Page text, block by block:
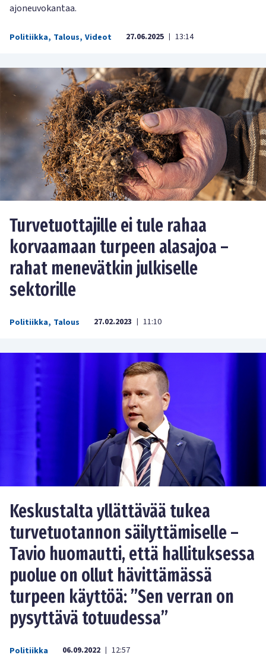
ajoneuvokantaa.
Politiikka, Talous, Videot 27.06.2025 | 13:14
Turvetuottajille ei tule rahaa
korvaamaan turpeen alasajoa –
rahat menevätkin julkiselle
sektorille
Politiikka, Talous 27.02.2023 | 11:10
Keskustalta yllättävää tukea
turvetuotannon säilyttämiselle –
Tavio huomautti, että hallituksessa
puolue on ollut hävittämässä
turpeen käyttöä: ”Sen verran on
pysyttävä totuudessa”
Politiikka 06.09.2022 | 12:57